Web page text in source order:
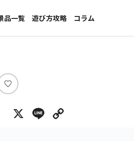
品一覧
着景品
ーカー一覧
遊び方攻略
コラム
インタビュー
い
ね
X Line